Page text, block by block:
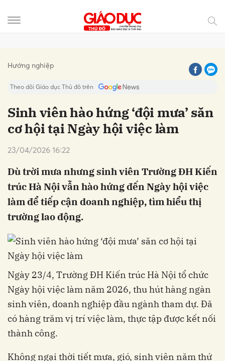
Hướng nghiệp
Theo dõi Giáo dục Thủ đô trên
Sinh viên hào hứng ‘đội mưa’ săn
cơ hội tại Ngày hội việc làm
23/04/2026 16:22
Dù trời mưa nhưng sinh viên Trường ĐH Kiến
trúc Hà Nội vẫn hào hứng đến Ngày hội việc
làm để tiếp cận doanh nghiệp, tìm hiểu thị
trường lao động.
Ngày 23/4, Trường ĐH Kiến trúc Hà Nội tổ chức
Ngày hội việc làm năm 2026, thu hút hàng ngàn
sinh viên, doanh nghiệp đầu ngành tham dự. Đã
có hàng trăm vị trí việc làm, thực tập được kết nối
thành công.
Không ngại thời tiết mưa, gió, sinh viên năm thứ
Hủy Gửi